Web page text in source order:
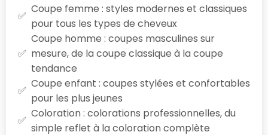
Coupe femme : styles modernes et classiques
pour tous les types de cheveux
Coupe homme : coupes masculines sur
mesure, de la coupe classique à la coupe
tendance
Coupe enfant : coupes stylées et confortables
pour les plus jeunes
Coloration : colorations professionnelles, du
simple reflet à la coloration complète